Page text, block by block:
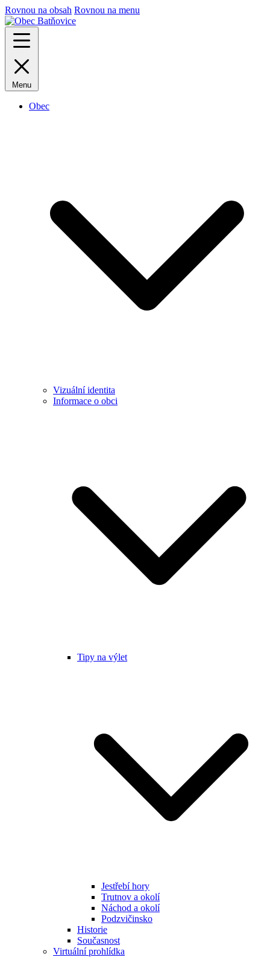
Rovnou na obsah Rovnou na menu
Menu
Obec
Vizuální identita
Informace o obci
Tipy na výlet
Jestřebí hory
Trutnov a okolí
Náchod a okolí
Podzvičinsko
Historie
Současnost
Virtuální prohlídka